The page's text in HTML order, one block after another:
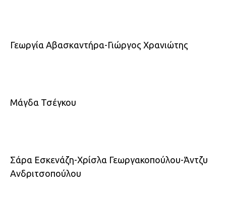
Γεωργία Αβασκαντήρα-Γιώργος Χρανιώτης
Μάγδα Τσέγκου
Σάρα Εσκενάζη-Χρίσλα Γεωργακοπούλου-Άντζυ
Ανδριτσοπούλου